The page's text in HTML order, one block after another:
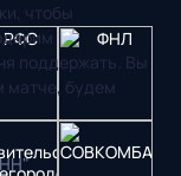
чтобы
поддержать. Вы
матче, будем